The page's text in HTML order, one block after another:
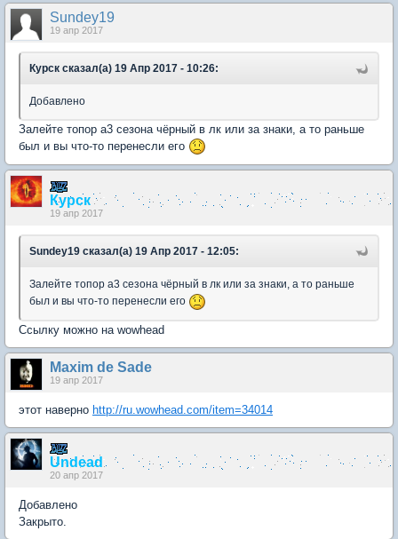
Sundey19
19 апр 2017
Курск сказал(а) 19 Апр 2017 - 10:26:
Добавлено
Залейте топор а3 сезона чёрный в лк или за знаки, а то раньше
был и вы что-то перенесли его
Курск
19 апр 2017
Sundey19 сказал(а) 19 Апр 2017 - 12:05:
Залейте топор а3 сезона чёрный в лк или за знаки, а то раньше
был и вы что-то перенесли его
Ссылку можно на wowhead
Maxim de Sade
19 апр 2017
этот наверно http://ru.wowhead.com/item=34014
Undead
20 апр 2017
Добавлено
Закрыто.